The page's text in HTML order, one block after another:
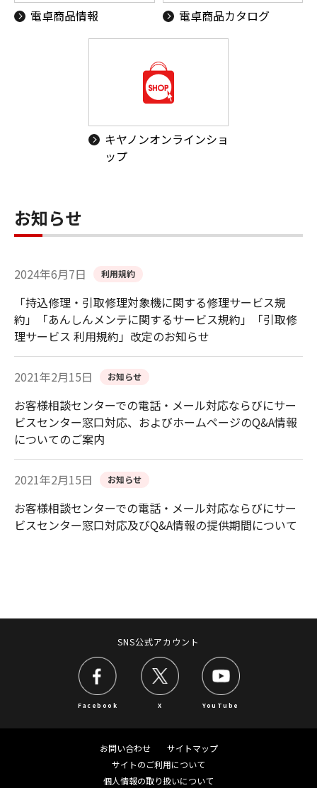
電卓商品情報 電卓商品カタログ
キヤノンオンラインショ
ップ
お知らせ
2024年6月7日 利用規約
「持込修理・引取修理対象機に関する修理サービス規
約」「あんしんメンテに関するサービス規約」「引取修
理サービス 利用規約」改定のお知らせ
2021年2月15日 お知らせ
お客様相談センターでの電話・メール対応ならびにサー
ビスセンター窓口対応、およびホームページのQ&A情報
についてのご案内
2021年2月15日 お知らせ
お客様相談センターでの電話・メール対応ならびにサー
ビスセンター窓口対応及びQ&A情報の提供期間について
SNS公式アカウント
Facebook X YouTube
お問い合わせ
サイトマップ
サイトのご利用について
個人情報の取り扱いについて